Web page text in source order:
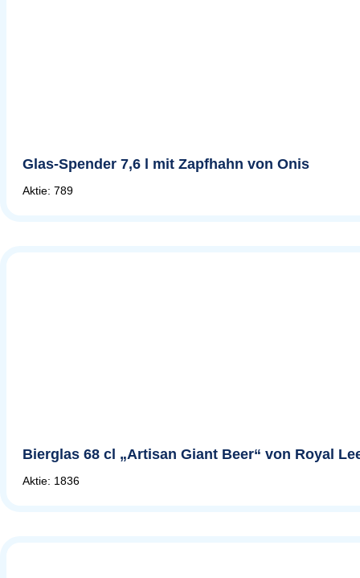
Glas-Spender 7,6 l mit Zapfhahn von Onis
Aktie: 789
Bierglas 68 cl „Artisan Giant Beer“ von Royal
Aktie: 1836